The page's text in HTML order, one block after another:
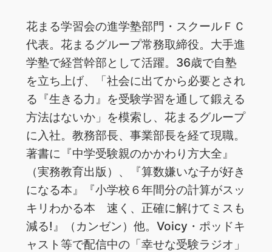
花まる学習会の進学塾部門・スクールＦＣ
代表。花まるグループ常務取締役。大手進
学塾で経営幹部として活躍。36歳で自塾
を立ち上げ、「社会に出てから必要とされ
る『生きる力』を受験学習を通して鍛える
方法はないか」を模索し、花まるグループ
に入社。教務部長、事業部長を経て現職。
著書に『中学受験親のかかわり方大全』
（実務教育出版）、『算数嫌いな子が好き
になる本』『小学校６年間分の計算がスッ
キリわかる本 速く、正確に解けてミスも
減る!』（カンゼン）他。Voicy・ポッドキ
ャスト等で配信中の「幸せな受験ラジオ」